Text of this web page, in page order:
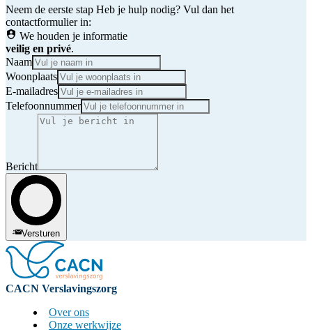
Neem de eerste stap Heb je hulp nodig? Vul dan het
contactformulier in:
We houden je informatie
veilig en privé.
Naam
Woonplaats
E-mailadres
Telefoonnummer
Bericht
Versturen
CACN Verslavingszorg
Over ons
Onze werkwijze